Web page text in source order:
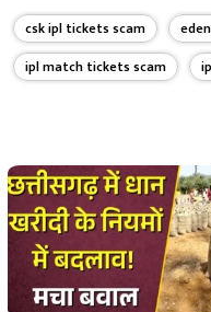
csk ipl tickets scam
ipl match tickets scam